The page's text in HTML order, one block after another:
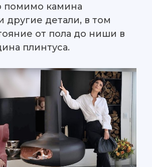
помимо камина
другие детали, в том
от пола до ниши в
плинтуса.